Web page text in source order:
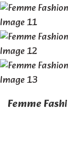
Femme